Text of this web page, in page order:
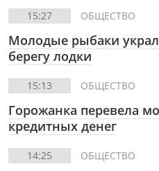
15:27 ОБЩЕСТВО
Молодые рыбаки
берегу лодки
15:13 ОБЩЕСТВО
Горожанка перевела
кредитных денег
14:25 ОБЩЕСТВО